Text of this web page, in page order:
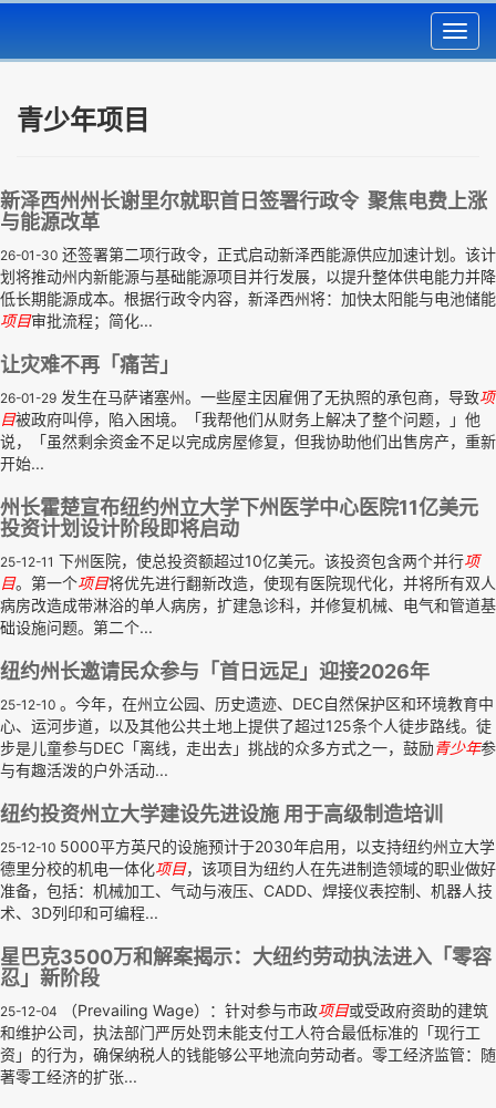
青少年项目
新泽西州州长谢里尔就职首日签署行政令 聚焦电费上涨
与能源改革
26-01-30 还签署第二项行政令，正式启动新泽西能源供应加速计划。该计
划将推动州内新能源与基础能源项目并行发展，以提升整体供电能力并降
低长期能源成本。根据行政令内容，新泽西州将：加快太阳能与电池储能
项目审批流程；简化...
让灾难不再「痛苦」
26-01-29 发生在马萨诸塞州。一些屋主因雇佣了无执照的承包商，导致项
目被政府叫停，陷入困境。「我帮他们从财务上解决了整个问题，」他
说，「虽然剩余资金不足以完成房屋修复，但我协助他们出售房产，重新
开始...
州长霍楚宣布纽约州立大学下州医学中心医院11亿美元
投资计划设计阶段即将启动
25-12-11 下州医院，使总投资额超过10亿美元。该投资包含两个并行项
目。第一个项目将优先进行翻新改造，使现有医院现代化，并将所有双人
病房改造成带淋浴的单人病房，扩建急诊科，并修复机械、电气和管道基
础设施问题。第二个...
纽约州长邀请民众参与「首日远足」迎接2026年
25-12-10 。今年，在州立公园、历史遗迹、DEC自然保护区和环境教育中
心、运河步道，以及其他公共土地上提供了超过125条个人徒步路线。徒
步是儿童参与DEC「离线，走出去」挑战的众多方式之一，鼓励青少年参
与有趣活泼的户外活动...
纽约投资州立大学建设先进设施 用于高级制造培训
25-12-10 5000平方英尺的设施预计于2030年启用，以支持纽约州立大学
德里分校的机电一体化项目，该项目为纽约人在先进制造领域的职业做好
准备，包括：机械加工、气动与液压、CADD、焊接仪表控制、机器人技
术、3D列印和可编程...
星巴克3500万和解案揭示：大纽约劳动执法进入「零容
忍」新阶段
25-12-04 （Prevailing Wage）：针对参与市政项目或受政府资助的建筑
和维护公司，执法部门严厉处罚未能支付工人符合最低标准的「现行工
资」的行为，确保纳税人的钱能够公平地流向劳动者。零工经济监管：随
著零工经济的扩张...